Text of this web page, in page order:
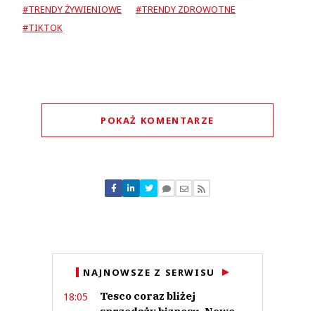
#TRENDY ŻYWIENIOWE
#TRENDY ZDROWOTNE
#TIKTOK
POKAŻ KOMENTARZE
Nie znaleziono komentarzy
Zostaw swoje komentarze
NAJNOWSZE Z SERWISU
18:05
Tesco coraz bliżej